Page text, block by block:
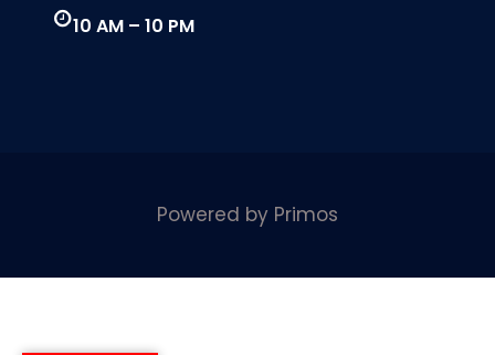
10 AM – 10 PM
Powered by Primos